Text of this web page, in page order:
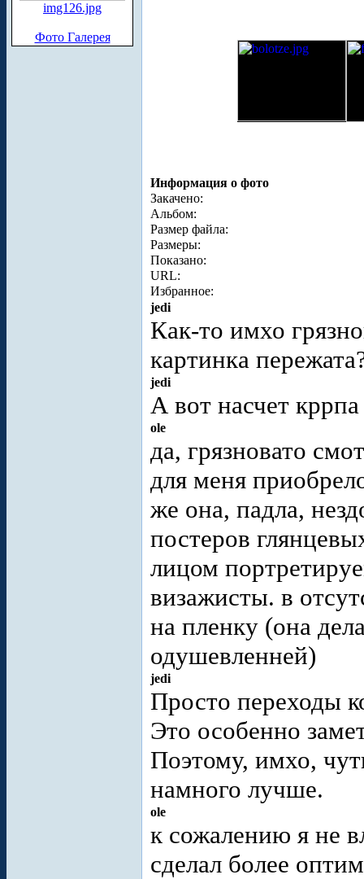
img126.jpg
Фото Галерея
Информация о фото
Закачено:
Альбом:
Размер файла:
Размеры:
Показано:
URL:
Избранное:
jedi
Как-то имхо
картинка
jedi
А вот насчет
ole
да, грязновато
для меня
же она, падла,
постеров
лицом
визажисты. в
на пленку (она
одушевленней)
jedi
Просто переходы
Это особенно
Поэтому, имхо,
намного лучше.
ole
к сожалению я не
сделал более